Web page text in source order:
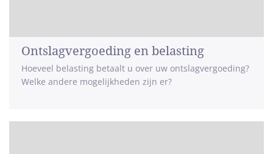
Ontslagvergoeding en belasting
Hoeveel belasting betaalt u over uw ontslagvergoeding?
Welke andere mogelijkheden zijn er?